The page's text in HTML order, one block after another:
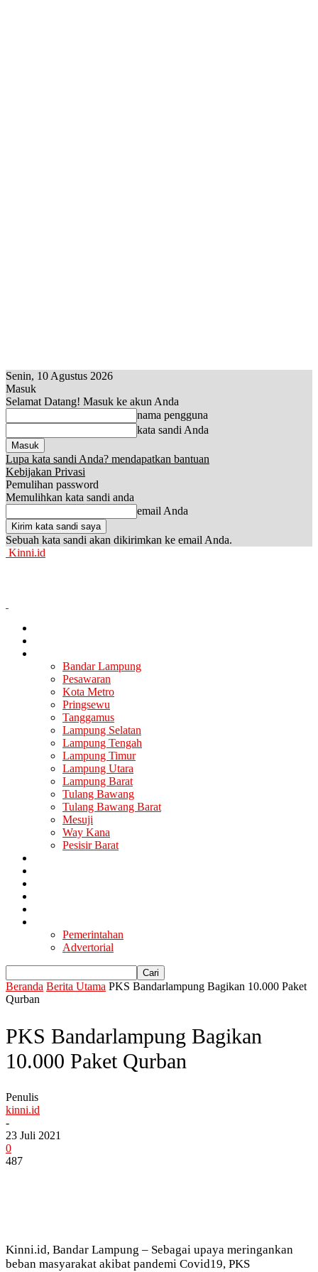
Senin, 10 Agustus 2026
Masuk
Selamat Datang! Masuk ke akun Anda
nama pengguna
kata sandi Anda
Lupa kata sandi Anda? mendapatkan bantuan
Kebijakan Privasi
Pemulihan password
Memulihkan kata sandi anda
email Anda
Sebuah kata sandi akan dikirimkan ke email Anda.
Kinni.id
Bandar Lampung
Pesawaran
Kota Metro
Pringsewu
Tanggamus
Lampung Selatan
Lampung Tengah
Lampung Timur
Lampung Utara
Lampung Barat
Tulang Bawang
Tulang Bawang Barat
Mesuji
Way Kana
Pesisir Barat
Pemerintahan
Advertorial
Beranda Berita Utama PKS Bandarlampung Bagikan 10.000 Paket
Qurban
PKS Bandarlampung Bagikan
10.000 Paket Qurban
Penulis
kinni.id
-
23 Juli 2021
0
487
Kinni.id, Bandar Lampung – Sebagai upaya meringankan
beban masyarakat akibat pandemi Covid19, PKS